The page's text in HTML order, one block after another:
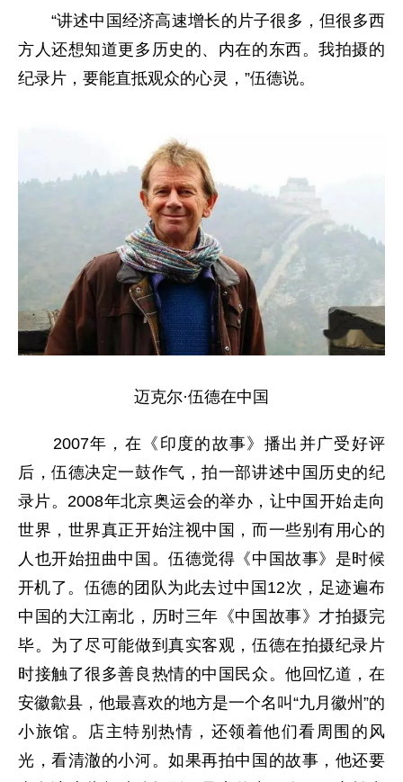
“讲述中国经济高速增长的片子很多，但很多西
方人还想知道更多历史的、内在的东西。我拍摄的
纪录片，要能直抵观众的心灵，”伍德说。
迈克尔·伍德在中国
2007年，在《印度的故事》播出并广受好评
后，伍德决定一鼓作气，拍一部讲述中国历史的纪
录片。2008年北京奥运会的举办，让中国开始走向
世界，世界真正开始注视中国，而一些别有用心的
人也开始扭曲中国。伍德觉得《中国故事》是时候
开机了。伍德的团队为此去过中国12次，足迹遍布
中国的大江南北，历时三年《中国故事》才拍摄完
毕。为了尽可能做到真实客观，伍德在拍摄纪录片
时接触了很多善良热情的中国民众。他回忆道，在
安徽歙县，他最喜欢的地方是一个名叫“九月徽州”的
小旅馆。店主特别热情，还领着他们看周围的风
光，看清澈的小河。如果再拍中国的故事，他还要